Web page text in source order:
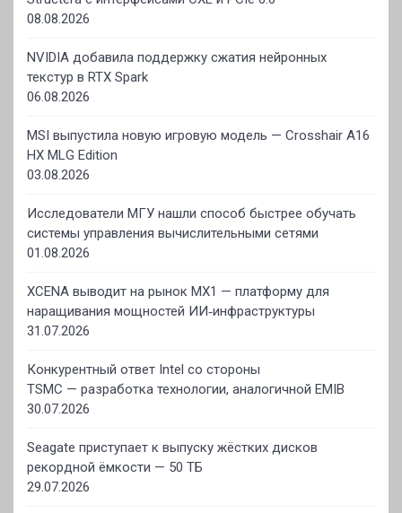
08.08.2026
NVIDIA добавила поддержку сжатия нейронных
текстур в RTX Spark
06.08.2026
MSI выпустила новую игровую модель — Crosshair A16
HX MLG Edition
03.08.2026
Исследователи МГУ нашли способ быстрее обучать
системы управления вычислительными сетями
01.08.2026
XCENA выводит на рынок MX1 — платформу для
наращивания мощностей ИИ‑инфраструктуры
31.07.2026
Конкурентный ответ Intel со стороны
TSMC — разработка технологии, аналогичной EMIB
30.07.2026
Seagate приступает к выпуску жёстких дисков
рекордной ёмкости — 50 ТБ
29.07.2026